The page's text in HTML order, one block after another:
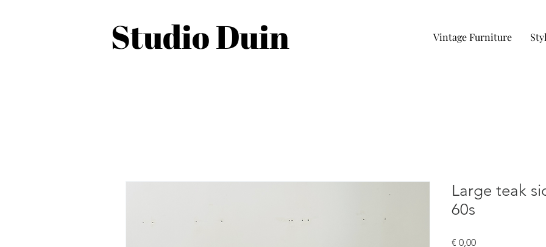
Vintage Furniture
Studio Duin
Large teak
60s
€ 0,00Preço